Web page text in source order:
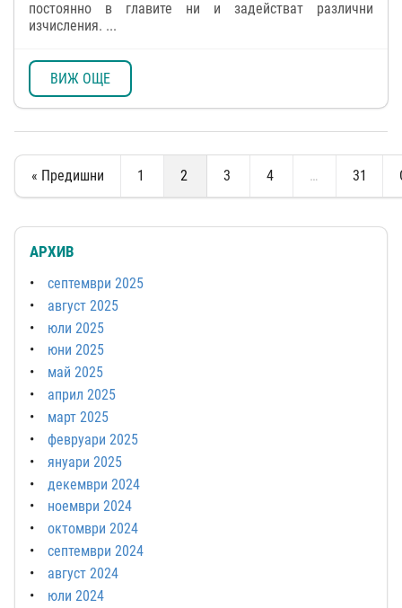
постоянно в главите ни и задействат различни
изчисления. ...
ВИЖ ОЩЕ
« Предишни 1 2 3 4 … 31
АРХИВ
септември 2025
август 2025
юли 2025
юни 2025
май 2025
април 2025
март 2025
февруари 2025
януари 2025
декември 2024
ноември 2024
октомври 2024
септември 2024
август 2024
юли 2024